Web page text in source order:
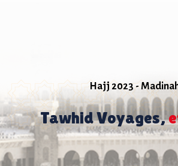
Hajj 2023 -
Tawhid Voyages,